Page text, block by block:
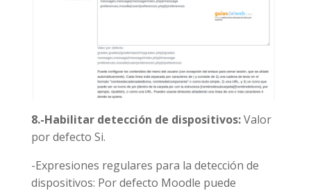
8.-Habilitar detección de dispositivos:Valor
por defecto Si.
-Expresiones regulares para la detección de
dispositivos: Por defecto Moodle puede